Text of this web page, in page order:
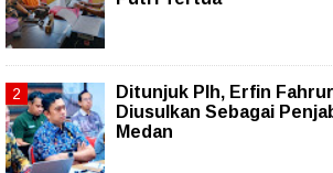
Ditunjuk Plh, Erfin
Diusulkan Sebagai
Medan